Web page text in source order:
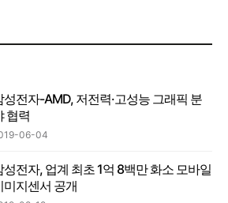
성전자-AMD, 저전력·고성능 그래픽 분
협력
06-04
성전자, 업계 최초 1억 8백만 화소 모바일
미지센서 공개